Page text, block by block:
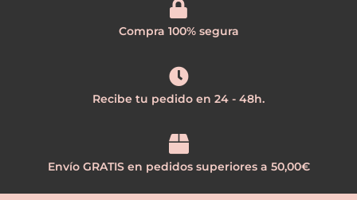
Compra 100% segura
Recibe tu pedido en 24 - 48h.
Envío GRATIS en pedidos superiores a 50,00€